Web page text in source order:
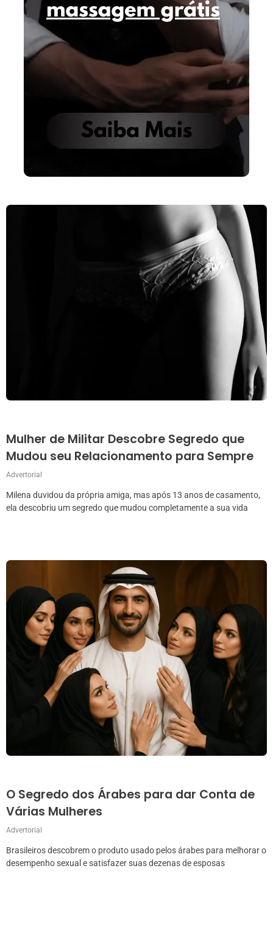
Mulher de Militar Descobre Segredo que
Mudou seu Relacionamento para Sempre
Advertorial
Milena duvidou da própria amiga, mas após 13 anos de casamento,
ela descobriu um segredo que mudou completamente a sua vida
O Segredo dos Árabes para dar Conta de
Várias Mulheres
Advertorial
Brasileiros descobrem o produto usado pelos árabes para melhorar o
desempenho sexual e satisfazer suas dezenas de esposas